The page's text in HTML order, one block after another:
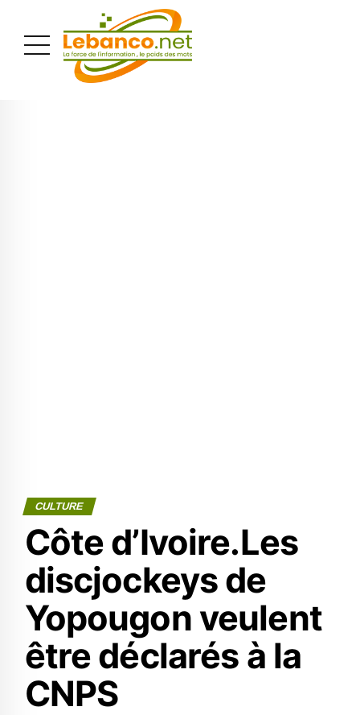
CULTURE
Côte d’Ivoire.Les
discjockeys de
Yopougon veulent
être déclarés à la
CNPS